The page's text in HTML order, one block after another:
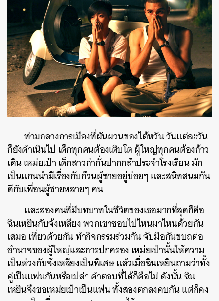
ท่ามกลางการเมืองที่ผันผวนของไต้หวัน วันแต่ละวัน
ก็ยังดำเนินไป เด็กทุกคนต้องเติบโต ผู้ใหญ่ทุกคนต้องก้าว
เดิน เหม่ยเป๋า เด็กสาวก๋ากั่นปากกล้าประจำโรงเรียน มัก
เป็นแกนนำมีเรื่องกับก๊วนผู้ชายอยู่บ่อยๆ และสนิทสนมกัน
ดีกับเพื่อนผู้ชายหลายๆ คน
และสองคนที่มีบทบาทในชีวิตของเธอมากที่สุดก็คือ
ฉินเหยินกับจ้งเหลียง พวกเขาชอบไปไหนมาไหนด้วยกัน
เสมอ เที่ยวด้วยกัน ทำกิจกรรมร่วมกัน จับมือกันขบถต่อ
อำนาจของผู้ใหญ่และการปกครอง เหม่ยเป๋านั้นให้ความ
เป็นห่วงกับจ้งเหลียงเป็นพิเศษ แล้วเมื่อฉินเหยินถามว่าทั้ง
คู่เป็นแฟนกันหรือเปล่า คำตอบที่ได้ก็คือไม่ ดังนั้น ฉิน
เหยินจึงขอเหม่ยเป๋าเป็นแฟน ทั้งสองตกลงคบกัน แต่ก็คง